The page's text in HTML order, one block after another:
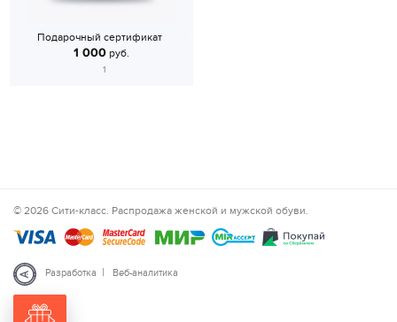
Подарочный сертификат
1 000 руб.
1
© 2026 Сити-класс. Распродажа женской и мужской обуви.
Разработка | Веб-аналитика